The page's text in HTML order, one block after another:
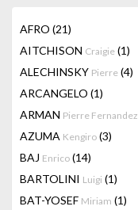
AFRO (21)
AITCHISON Craigie (1)
ALECHINSKY Pierre (4)
ARCANGELO (1)
ARMAN Pierre Fernandez
AZUMA Kengiro (3)
BAJ Enrico (14)
BARTOLINI Luigi (1)
BAT-YOSEF Miriam (1)